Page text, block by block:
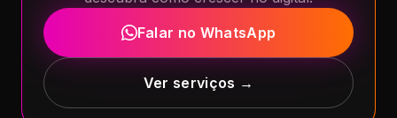
Falar no WhatsApp
Ver serviços →